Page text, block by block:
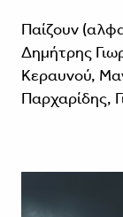
Παίζουν
Δημήτρης
Κεραυνού,
Παρχαρίδης,